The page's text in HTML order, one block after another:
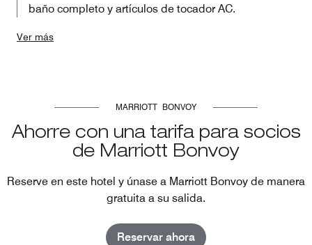
baño completo y artículos de tocador AC.
Ver más
MARRIOTT BONVOY
Ahorre con una tarifa para socios
de Marriott Bonvoy
Reserve en este hotel y únase a Marriott Bonvoy de manera
gratuita a su salida.
Reservar ahora